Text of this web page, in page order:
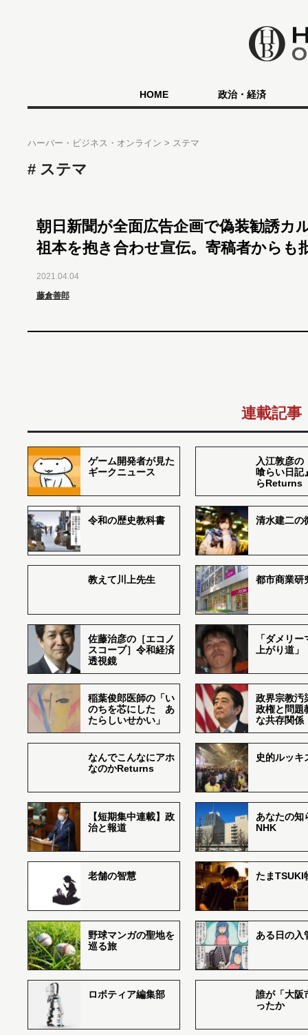
HOME 政治・経済
ハーバー・ビジネス・オンライン ステマ
ステマ
朝日新聞が全面広告企画で偽装勧誘カ
祖本を抱き合わせ宣伝。寄稿者からも
2021.04.04
藤倉善郎
連載記事
ゲーム開発者が見た
ギークニュース
入江敦彦の
喰らい日記
らReturns
令和の歴史教科書 清水建二の
教えて川上先生 都市商業研
佐藤治彦の［エコノ
スコープ］令和経済
透視鏡
「ダメリ
上がり道」
稲葉俊郎医師の「い
のちを芯にした あ
たらしいせかい」
政界宗教汚
政権と問題
な共存関係
なんでこんなにアホ
なのかReturns
史的ルッキ
【短期集中連載】政
治と報道
あなたの知
NHK
老舗の智慧 たまTSUKI
野球マンガの聖地を
巡る旅
ある日の入
ロボティア編集部
誰が「大阪
ったか